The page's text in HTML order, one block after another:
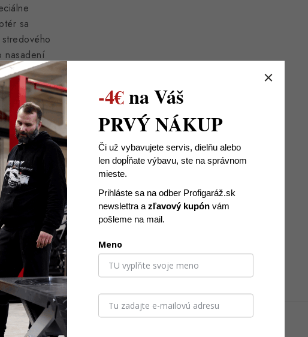
sa
nasadení
vo
tovar
-4€na Váš
PRVÝ NÁKUP
Či už vybavujete servis, dielňu alebo
len dopĺňate výbavu, ste na správnom
mieste.
Prihláste sa na odber Profigaráž.sk
newslettra a zľavový kupón vám
pošleme na mail.
Meno